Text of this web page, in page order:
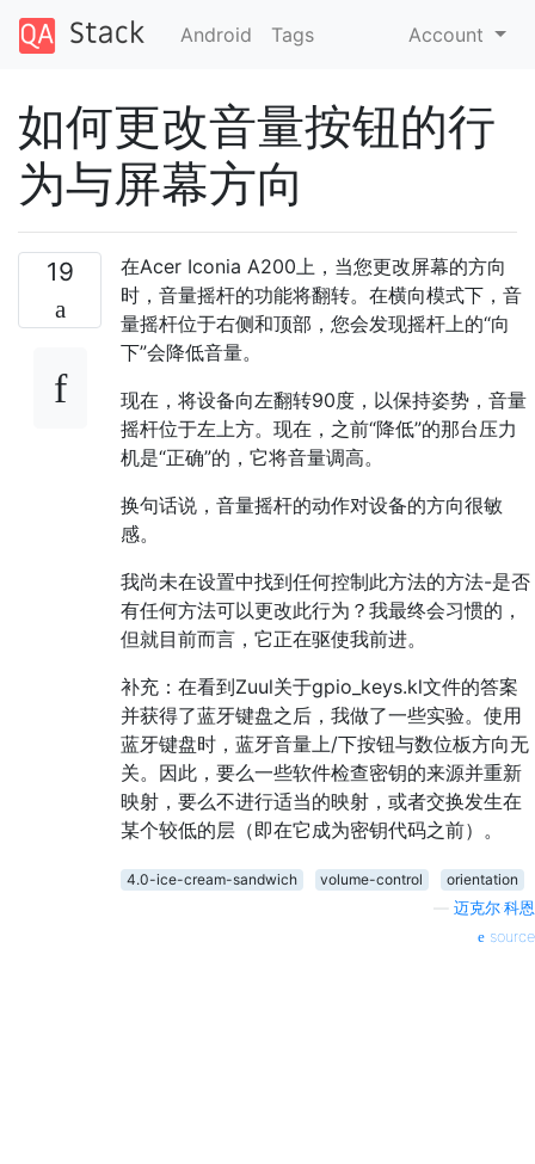
Android Tags Account
如何更改音量按钮的行
为与屏幕方向
19
在Acer Iconia A200上，当您更改屏幕的方向
时，音量摇杆的功能将翻转。在横向模式下，音
量摇杆位于右侧和顶部，您会发现摇杆上的“向
下”会降低音量。
现在，将设备向左翻转90度，以保持姿势，音量
摇杆位于左上方。现在，之前“降低”的那台压力
机是“正确”的，它将音量调高。
换句话说，音量摇杆的动作对设备的方向很敏
感。
我尚未在设置中找到任何控制此方法的方法-是否
有任何方法可以更改此行为？我最终会习惯的，
但就目前而言，它正在驱使我前进。
补充：在看到Zuul关于gpio_keys.kl文件的答案
并获得了蓝牙键盘之后，我做了一些实验。使用
蓝牙键盘时，蓝牙音量上/下按钮与数位板方向无
关。因此，要么一些软件检查密钥的来源并重新
映射，要么不进行适当的映射，或者交换发生在
某个较低的层（即在它成为密钥代码之前）。
4.0-ice-cream-sandwich volume-control
orientation
迈克尔·科恩
source